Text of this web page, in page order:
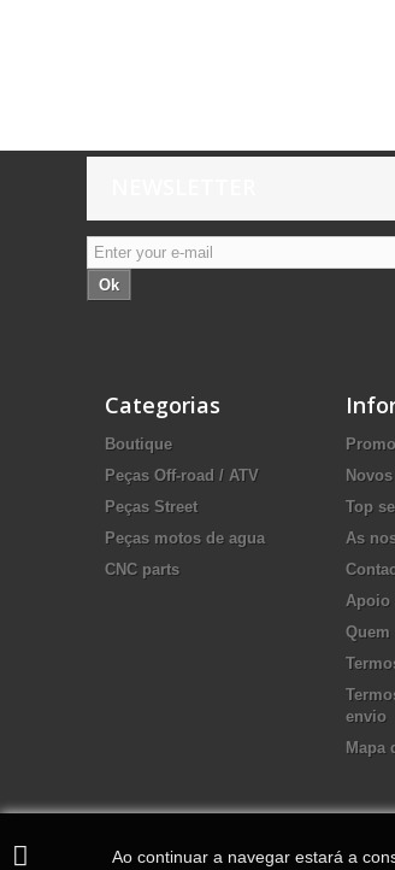
Ok
Categorias
Boutique
Peças Off-road / ATV
Peças Street
Peças motos de agua
CNC parts
Top
As
Apoio
Quem
envio
Mapa
Ao continuar a navegar estará a